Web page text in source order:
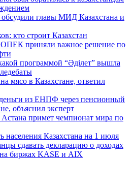
обсудили главы МИД Казахстана и
кто строит Казахстан
ОПЕК приняли важное решение по
программой “Әділет” вышла
мясо в Казахстане, ответил
из ЕНПФ через пенсионный
объяснил эксперт
примет чемпионат мира по
населения Казахстана на 1 июля
сдавать декларацию о доходах
биржах KASE и AIX